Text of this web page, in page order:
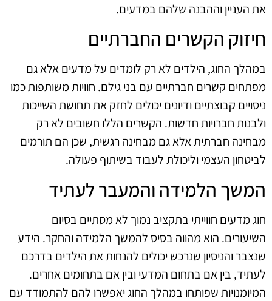
את העניין וההבנה שלהם במדעים.
חיזוק הקשרים החברתיים
במהלך החוג, הילדים לא רק לומדים על מדעים אלא גם
מפתחים קשרים חברתיים עם בני גילם. חוויות משותפות כמו
ניסויים קבוצתיים ודיונים יכולים לחזק את תחושת השייכות
ולבנות חברויות חדשות. הקשרים הללו חשובים לא רק
מבחינה חברתית אלא גם מבחינה רגשית, שכן הם תורמים
לביטחון העצמי וליכולת לעבוד בשיתוף פעולה.
המשך הלמידה והמעבר לעתיד
חוג מדעים חווייתי בתקציב נמוך לא מסתיים בסיום
השיעורים. הוא מהווה בסיס להמשך הלמידה והחקר. הידע
שנצבר והניסיון שנרכש יכולים להנחות את הילדים בדרכם
לעתיד, בין אם בתחום המדעי ובין אם בתחומים אחרים.
המיומנויות שפותחו במהלך החוג יאפשרו להם להתמודד עם